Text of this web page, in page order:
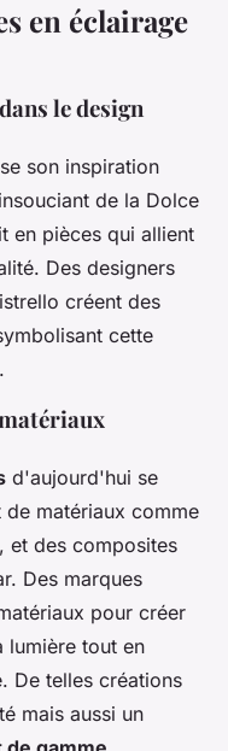
en éclairage
le design
son inspiration
de la Dolce
en pièces qui allient
Des designers
créent des
cette
d'aujourd'hui se
matériaux comme
et des composites
Des marques
pour créer
lumière tout en
De telles créations
mais aussi un